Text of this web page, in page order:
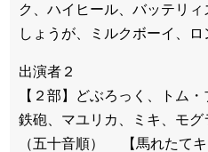
ク、ハイヒール、バッテリ
しょうが、ミルクボーイ、
出演者２
【２部】どぶろっく、トム
鉄砲、マユリカ、ミキ、モ
（五十音順） 【馬れたて